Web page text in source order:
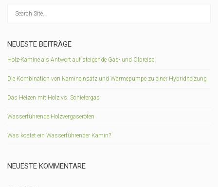
NEUESTE BEITRÄGE
Holz-Kamine als Antwort auf steigende Gas- und Ölpreise
Die Kombination von Kamineinsatz und Wärmepumpe zu einer Hybridheizung
Das Heizen mit Holz vs. Schiefergas
Wasserführende Holzvergaseröfen
Was kostet ein Wasserführender Kamin?
NEUESTE KOMMENTARE